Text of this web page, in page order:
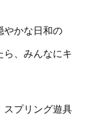
やかな日和の
ら、みんなにキ
スプリング遊具